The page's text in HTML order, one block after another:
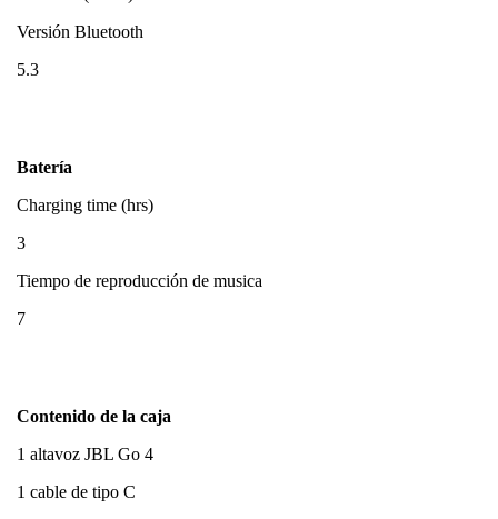
Versión Bluetooth
5.3
Batería
Charging time (hrs)
3
Tiempo de reproducción de musica
7
Contenido de la caja
1 altavoz JBL Go 4
1 cable de tipo C